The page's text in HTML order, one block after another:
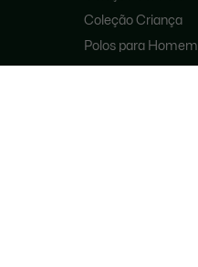
Coleção Criança
Polos para Homem